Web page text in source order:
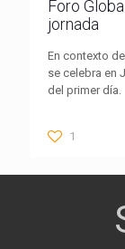
Foro
jornada
En contexto
se celebra en
del primer día.
1